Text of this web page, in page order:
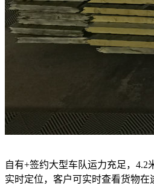
自有+签约大型车队运力充足，
实时定位，客户可实时查看货物在